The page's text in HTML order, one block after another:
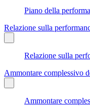
Piano della
Relazione sulla
Relazione sulla
Ammontare complessivo
Ammontare